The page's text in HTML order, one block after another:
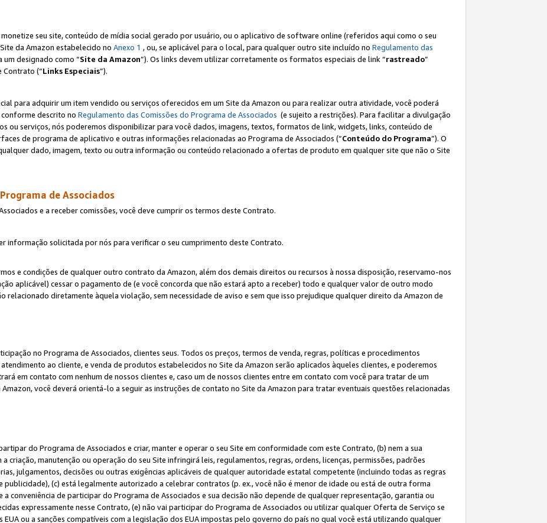
seu site, conteúdo de mídia social gerado por usuário, ou o aplicativo de software online (referidos aqui como o seu
da Amazon estabelecido no Anexo 1 , ou, se aplicável para o local, para qualquer outro site incluído no Regulamento das
um designado como “Site da Amazon”). Os links devem utilizar corretamente os formatos especiais de link “rastreado”
Contrato (“Links Especiais”).
para adquirir um item vendido ou serviços oferecidos em um Site da Amazon ou para realizar outra atividade, você poderá
descrito no Regulamento das Comissões do Programa de Associados (e sujeito a restrições). Para facilitar a divulgação
ou serviços, nós poderemos disponibilizar para você dados, imagens, textos, formatos de link, widgets, links, conteúdo de
de programa de aplicativo e outras informações relacionadas ao Programa de Associados (“Conteúdo do Programa”). O
dado, imagem, texto ou outra informação ou conteúdo relacionado a ofertas de produto em qualquer site que não o Site
de Associados
e a receber comissões, você deve cumprir os termos deste Contrato.
informação solicitada por nós para verificar o seu cumprimento deste Contrato.
e condições de qualquer outro contrato da Amazon, além dos demais direitos ou recursos à nossa disposição, reservamo-nos
aplicável) cessar o pagamento de (e você concorda que não estará apto a receber) todo e qualquer valor de outro modo
relacionado diretamente àquela violação, sem necessidade de aviso e sem que isso prejudique qualquer direito da Amazon de
no Programa de Associados, clientes seus. Todos os preços, termos de venda, regras, políticas e procedimentos
ao cliente, e venda de produtos estabelecidos no Site da Amazon serão aplicados àqueles clientes, e poderemos
em contato com nenhum de nossos clientes e, caso um de nossos clientes entre em contato com você para tratar de um
você deverá orientá-lo a seguir as instruções de contato no Site da Amazon para tratar eventuais questões relacionadas
do Programa de Associados e criar, manter e operar o seu Site em conformidade com este Contrato, (b) nem a sua
criação, manutenção ou operação do seu Site infringirá leis, regulamentos, regras, ordens, licenças, permissões, padrões
julgamentos, decisões ou outras exigências aplicáveis de qualquer autoridade estatal competente (incluindo todas as regras
publicidade), (c) está legalmente autorizado a celebrar contratos (p. ex., você não é menor de idade ou está de outra forma
conveniência de participar do Programa de Associados e sua decisão não depende de qualquer representação, garantia ou
expressamente nesse Contrato, (e) não vai participar do Programa de Associados ou utilizar qualquer Oferta de Serviço se
ou a sanções compatíveis com a legislação dos EUA impostas pelo governo do país no qual você está utilizando qualquer